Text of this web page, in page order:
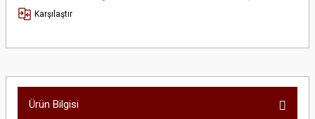
Karşılaştır
Ürün Bilgisi